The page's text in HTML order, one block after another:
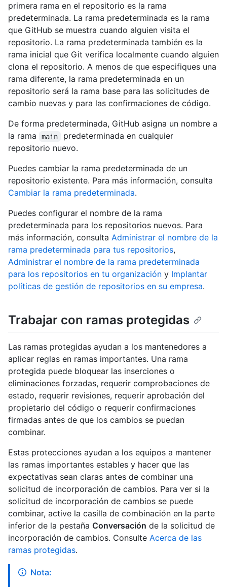
primera rama en el repositorio es la rama
predeterminada. La rama predeterminada es la rama
que GitHub se muestra cuando alguien visita el
repositorio. La rama predeterminada también es la
rama inicial que Git verifica localmente cuando alguien
clona el repositorio. A menos de que especifiques una
rama diferente, la rama predeterminada en un
repositorio será la rama base para las solicitudes de
cambio nuevas y para las confirmaciones de código.
De forma predeterminada, GitHub asigna un nombre a
la rama
main
predeterminada en cualquier
repositorio nuevo.
Puedes cambiar la rama predeterminada de un
repositorio existente. Para más información, consulta
Cambiar la rama predeterminada.
Puedes configurar el nombre de la rama
predeterminada para los repositorios nuevos. Para
más información, consulta Administrar el nombre de la
rama predeterminada para tus repositorios,
Administrar el nombre de la rama predeterminada
para los repositorios en tu organización y Implantar
políticas de gestión de repositorios en su empresa.
Trabajar con ramas protegidas
Las ramas protegidas ayudan a los mantenedores a
aplicar reglas en ramas importantes. Una rama
protegida puede bloquear las inserciones o
eliminaciones forzadas, requerir comprobaciones de
estado, requerir revisiones, requerir aprobación del
propietario del código o requerir confirmaciones
firmadas antes de que los cambios se puedan
combinar.
Estas protecciones ayudan a los equipos a mantener
las ramas importantes estables y hacer que las
expectativas sean claras antes de combinar una
solicitud de incorporación de cambios. Para ver si la
solicitud de incorporación de cambios se puede
combinar, active la casilla de combinación en la parte
inferior de la pestaña Conversación de la solicitud de
incorporación de cambios. Consulte Acerca de las
ramas protegidas.
Nota: